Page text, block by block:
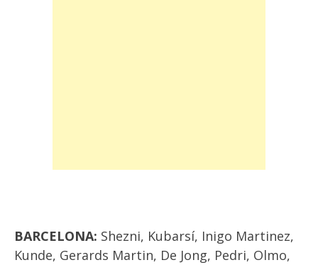
BARCELONA: Shezni, Kubarsí, Inigo Martinez,
Kunde, Gerards Martin, De Jong, Pedri, Olmo,